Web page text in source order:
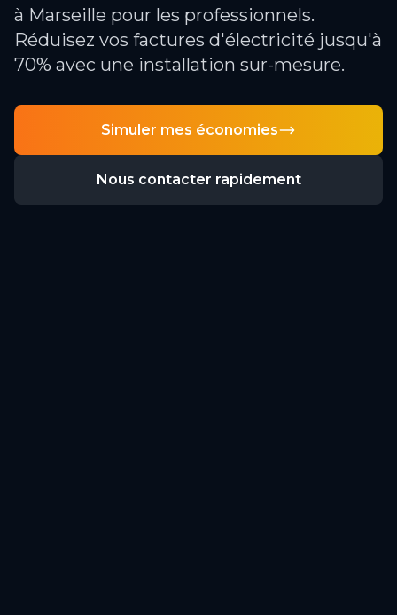
à Marseille pour les professionnels.
Réduisez vos factures d'électricité jusqu'à
70% avec une installation sur-mesure.
Simuler mes économies
Nous contacter rapidement